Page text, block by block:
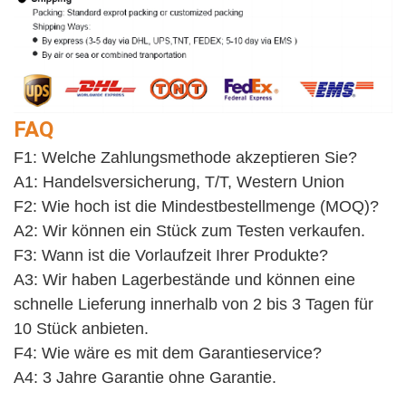
FAQ
F1: Welche Zahlungsmethode akzeptieren Sie?
A1: Handelsversicherung, T/T, Western Union
F2: Wie hoch ist die Mindestbestellmenge (MOQ)?
A2: Wir können ein Stück zum Testen verkaufen.
F3: Wann ist die Vorlaufzeit Ihrer Produkte?
A3: Wir haben Lagerbestände und können eine
schnelle Lieferung innerhalb von 2 bis 3 Tagen für
10 Stück anbieten.
F4: Wie wäre es mit dem Garantieservice?
A4: 3 Jahre Garantie ohne Garantie.